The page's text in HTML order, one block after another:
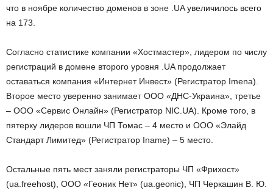
что в ноябре количество доменов в зоне .UA увеличилось всего
на 173.
Согласно статистике компании «Хостмастер», лидером по числу
регистраций в домене второго уровня .UA продолжает
оставаться компания «Интернет Инвест» (Регистратор Imena).
Второе место уверенно занимает ООО «ДНС-Украина», третье
– ООО «Сервис Онлайн» (Регистратор NIC.UA). Кроме того, в
пятерку лидеров вошли ЧП Томас – 4 место и ООО «Элайд
Стандарт Лимитед» (Регистратор Iname) – 5 место.
Остальные пять мест заняли регистраторы ЧП «Фрихост»
(ua.freehost), ООО «Геоник Нет» (ua.geonic), ЧП Черкашин В. Ю.